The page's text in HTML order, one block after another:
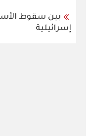
بين سقوط
إسرائيلية